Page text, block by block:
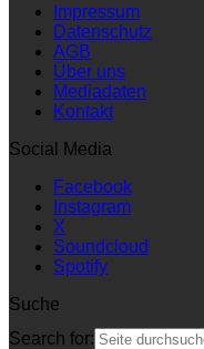
Impressum
Datenschutz
AGB
Über uns
Mediadaten
Kontakt
Social Media
Facebook
Instagram
X
Soundcloud
Spotify
Suche
Search for: